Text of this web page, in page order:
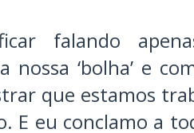
falando
nossa ‘bolha’ e
que estamos
E eu conclamo a